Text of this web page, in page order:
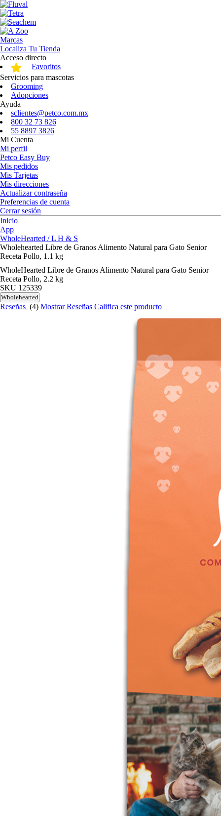
Marcas
Localiza Tu Tienda
Acceso directo
Favoritos
Servicios para mascotas
Grooming
Adopciones
Ayuda
sclientes@petco.com.mx
800 32 73 826
55 8897 3826
Mi Cuenta
Mi perfil
Petco Easy Buy
Mis pedidos
Mis Tarjetas
Mis direcciones
Actualizar contraseña
Preferencias de cuenta
Cerrar sesión
Inicio
App
WholeHearted / L H & S
Wholehearted Libre de Granos Alimento Natural para Gato Senior
Receta Pollo, 1.1 kg
WholeHearted Libre de Granos Alimento Natural para Gato Senior
Receta Pollo, 2.2 kg
SKU 125339
Wholehearted
Reseñas (4) Mostrar Reseñas Califica este producto